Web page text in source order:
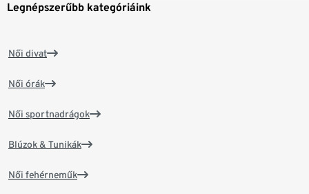
Legnépszerűbb kategóriáink
Női divat
Női órák
Női sportnadrágok
Blúzok & Tunikák
Női fehérneműk